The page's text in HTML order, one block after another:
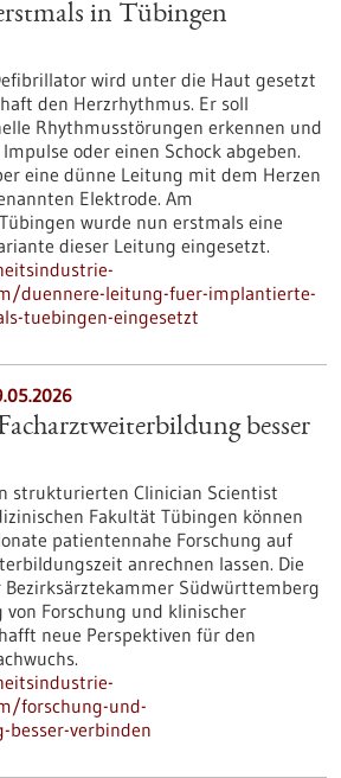
in Tübingen
wird unter die Haut gesetzt
den Herzrhythmus. Er soll
Rhythmusstörungen erkennen und
oder einen Schock abgeben.
eine dünne Leitung mit dem Herzen
Elektrode. Am
wurde nun erstmals eine
dieser Leitung eingesetzt.
duennere-leitung-fuer-implantierte-
tuebingen-eingesetzt
besser
strukturierten Clinician Scientist
Fakultät Tübingen können
patientennahe Forschung auf
anrechnen lassen. Die
Südwürttemberg
Forschung und klinischer
neue Perspektiven für den
forschung-und-
verbinden